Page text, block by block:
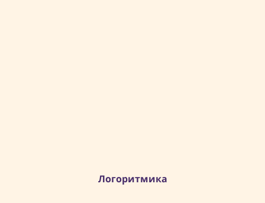
Логоритмика